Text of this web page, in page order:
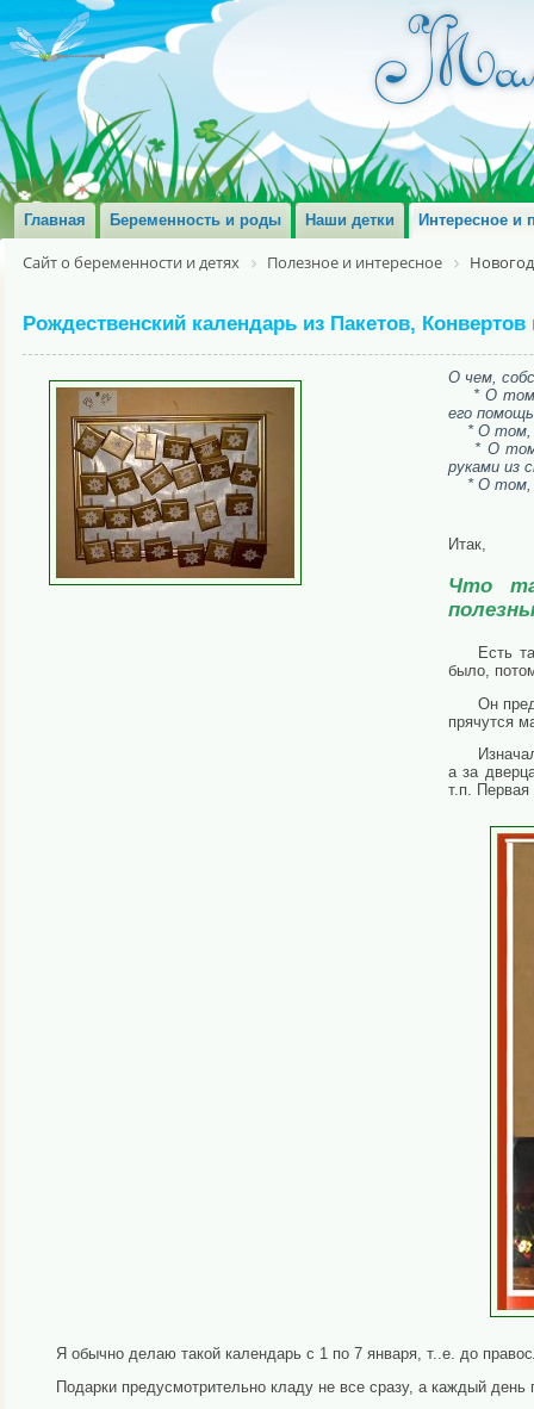
Главная Беременность и роды Наши детки Интересное и
Сайт о беременности и детях Полезное и интересное
Рождественский календарь из Пакетов,
О чем,
* О том,
его
* О том,
* О том,
руками из
* О том,
Итак,
Что
Есть
было,
Он
прячутся
а за
т.п.
Я обычно делаю такой календарь с 1 по 7 января, т..е. до
Подарки предусмотрительно кладу не все сразу, а каждый